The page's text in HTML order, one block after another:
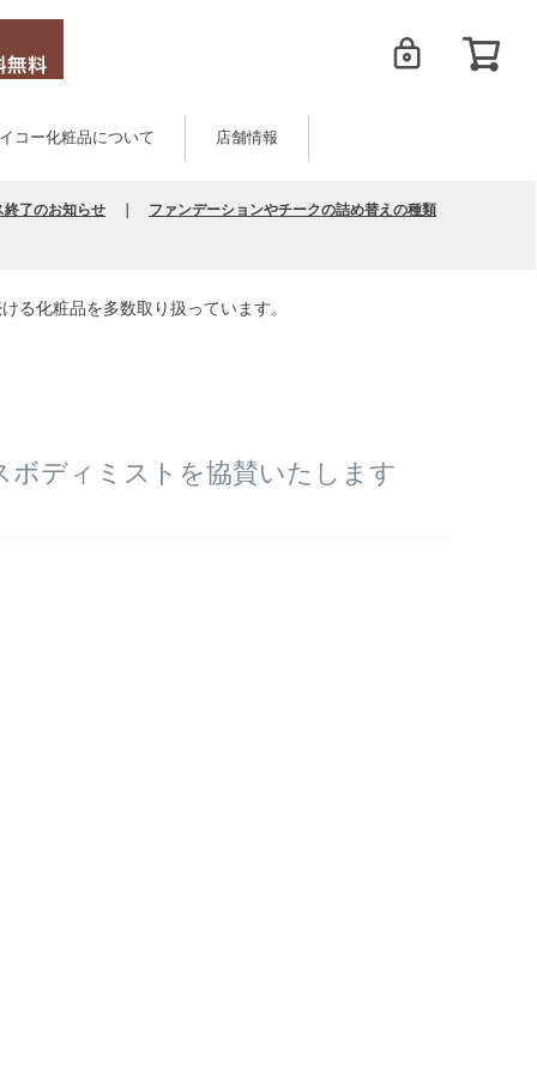
コー化粧品について 店舗情報
終了のお知らせ
ファンデーションやチークの詰め替えの種類
る化粧品を多数取り扱っています。
ボディミストを協賛いたします